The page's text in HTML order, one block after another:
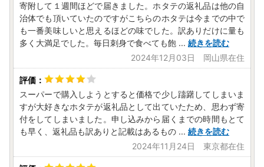
寄附して１週間ほどで届きました。ホタテの返礼品は他の自
治体でも頂いていたのですがこちらのホタテは今までの中で
も一番美味しいと思えるほどの味でした。訳ありだけに量も
多く大満足でした。毎日刺身で食べても飽 ... 続きを読む
2024年12月03日 岡山県在住
スーパーで購入しようとすると価格で少し躊躇してしまいま
すが大好きなホタテが返礼品として出ていたため、思わず寄
付をしてしまいました。申し込みから届くまでの時間もとて
も早く、返礼品も訳ありと記載はあるもの ... 続きを読む
2024年11月24日 東京都在住